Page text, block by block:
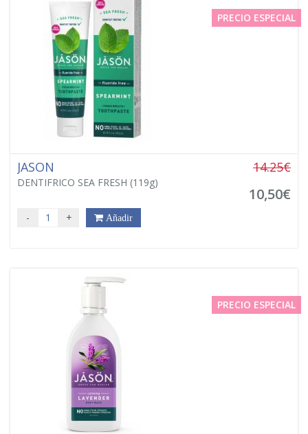
PRECIO ESPECIAL
JASON
DENTIFRICO SEA FRESH (119g)
14.25€
10,50€
- + Añadir
PRECIO ESPECIAL